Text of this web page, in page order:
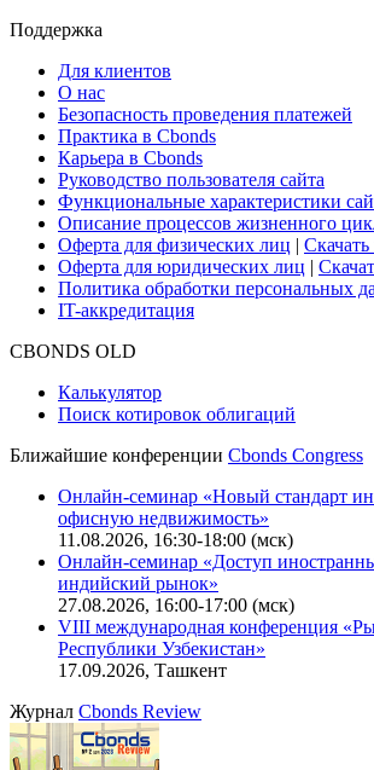
Поддержка
Для клиентов
О нас
Безопасность проведения платежей
Практика в Cbonds
Карьера в Cbonds
Руководство пользователя сайта
Функциональные характеристики
Описание процессов жизненного
Оферта для физических лиц |
Оферта для юридических лиц |
Политика обработки персональных
IT-аккредитация
CBONDS OLD
Калькулятор
Поиск котировок облигаций
Ближайшие конференции Cbonds Congress
Онлайн-семинар «Новый стандарт
офисную недвижимость»
11.08.2026, 16:30-18:00 (мск)
Онлайн-семинар «Доступ
индийский рынок»
27.08.2026, 16:00-17:00 (мск)
VIII международная конференция
Республики Узбекистан»
17.09.2026, Ташкент
Журнал Cbonds Review